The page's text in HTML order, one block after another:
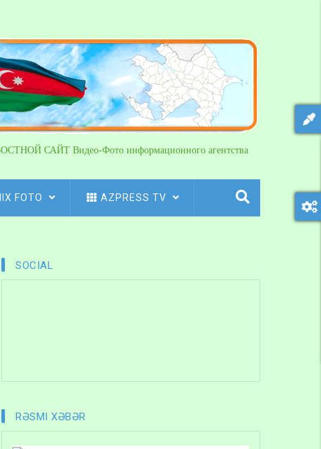
САЙТ Видео-Фото информационного агентства
FOTO AZPRESS TV
SOCIAL
RƏSMI XƏBƏR